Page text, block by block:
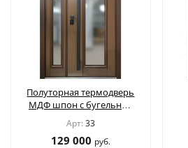
Полуторная термодверь
МДФ шпон с бугельной
ручкой
Арт: 33
129 000 руб.